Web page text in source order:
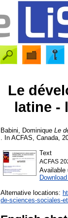
Le
latine -
Babini, Dominique Le
. In ACFAS, Canada,
Text
ACFAS
Available
Alternative locations:
de-sciences-sociales-